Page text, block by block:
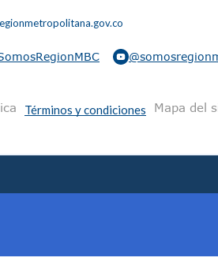
Términos y condiciones Mapa del